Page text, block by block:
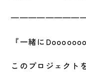
『一緒に
このプロジェクト